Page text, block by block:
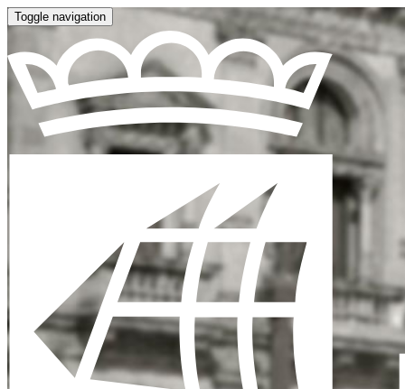
Toggle navigation